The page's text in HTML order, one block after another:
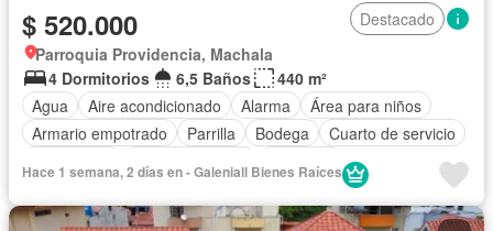
$ 520.000
Destacado
Parroquia Providencia, Machala
4 Dormitorios
6,5 Baños
440 m²
Agua
Aire acondicionado Alarma
Área para niños
Armario empotrado
Parrilla Bodega
Cuarto de servicio
Piscina
Conserje
Seguridad
Parcialmente amoblado
Hace 1 semana, 2 días en - Galeniall Bienes Raíces